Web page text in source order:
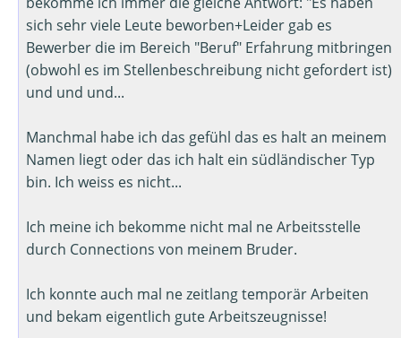
sich sehr viele Leute beworben+Leider gab es
Bewerber die im Bereich "Beruf" Erfahrung mitbringen
(obwohl es im Stellenbeschreibung nicht gefordert ist)
und und und...
Manchmal habe ich das gefühl das es halt an meinem
Namen liegt oder das ich halt ein südländischer Typ
bin. Ich weiss es nicht...
Ich meine ich bekomme nicht mal ne Arbeitsstelle
durch Connections von meinem Bruder.
Ich konnte auch mal ne zeitlang temporär Arbeiten
und bekam eigentlich gute Arbeitszeugnisse!